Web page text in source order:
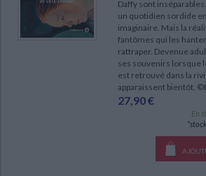
Daffy sont
un quotidien sordide
imaginaire. Mais la
fantômes qui les
rattraper. Devenue
ses souvenirs lorsque
est retrouvé dans la
apparaissent bientôt.
27,90 €
En